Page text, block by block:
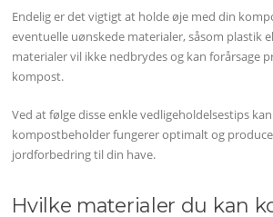
Endelig er det vigtigt at holde øje med din
eventuelle uønskede materialer, såsom plastik
materialer vil ikke nedbrydes og kan forårsage
kompost.
Ved at følge disse enkle vedligeholdelsestips
kompostbeholder fungerer optimalt og
jordforbedring til din have.
Hvilke materialer du kan